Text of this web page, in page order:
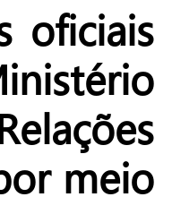
oficiais
meio